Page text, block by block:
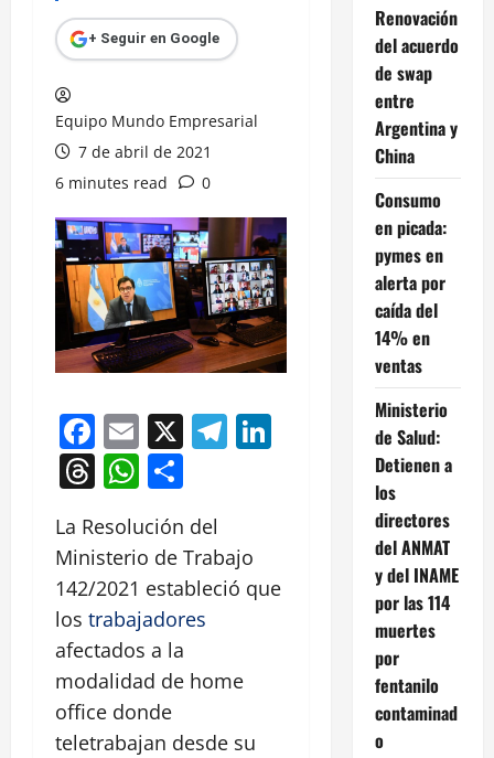
+ Seguir en Google
Equipo Mundo Empresarial
7 de abril de 2021
6 minutes read
0
Facebook
Email
X Telegram
LinkedIn
Threads
WhatsApp
La Resolución del
Ministerio de Trabajo
142/2021 estableció que
los trabajadores
afectados a la
modalidad de home
office donde
teletrabajan desde su
Renovación
del acuerdo
de swap
entre
Argentina y
China
Consumo
en picada:
pymes en
alerta por
caída del
14% en
ventas
Ministerio
de Salud:
Detienen a
los
directores
del ANMAT
y del INAME
por las 114
muertes
por
fentanilo
contaminad
o